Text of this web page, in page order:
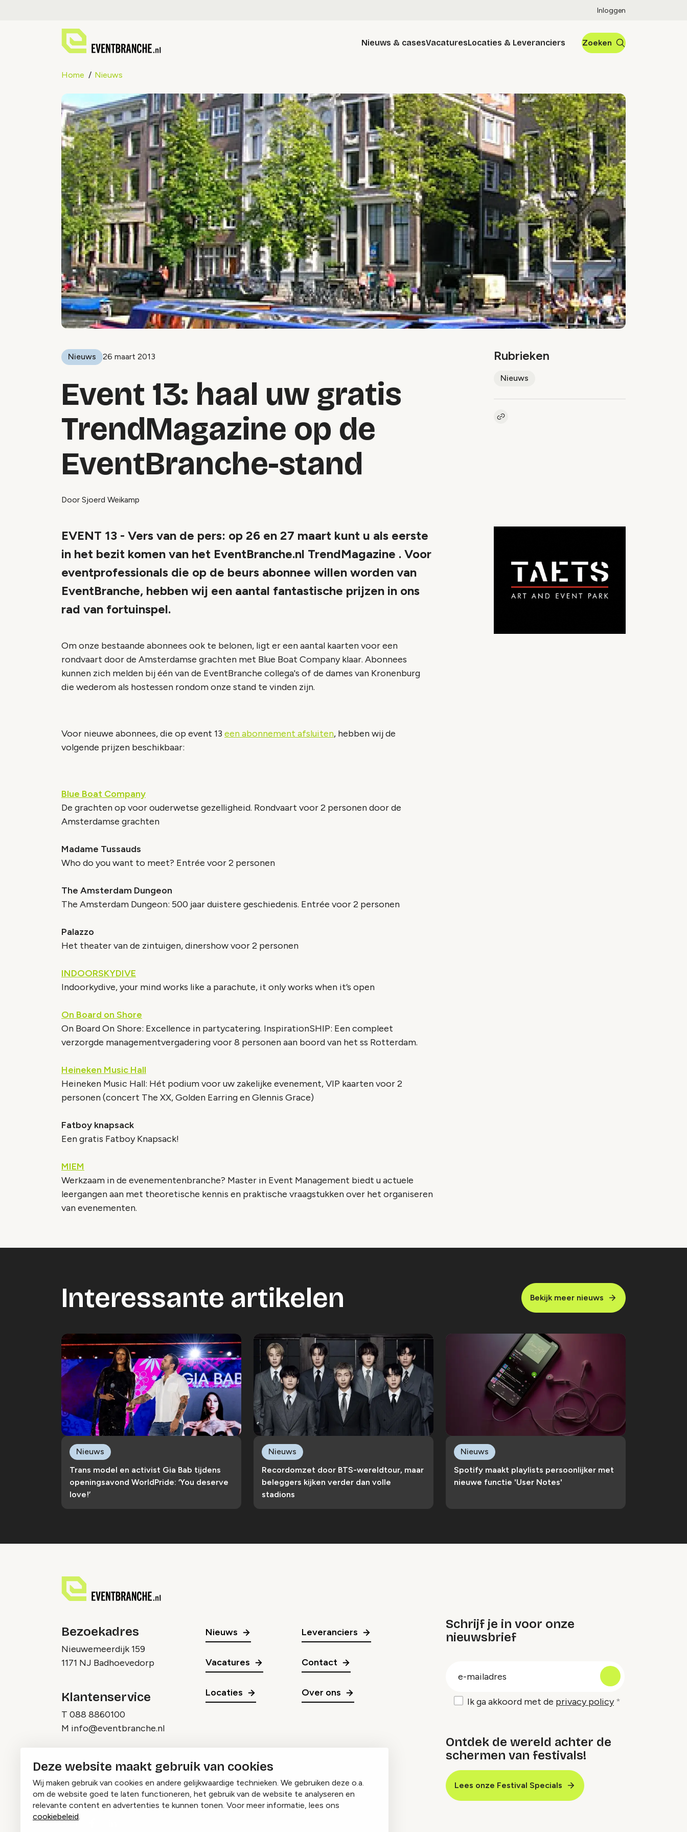
Deze website maakt gebruik van cookies
Wij maken gebruik van cookies en andere gelijkwaardige technieken. We gebruiken deze o.a.
om de website goed te laten functioneren, het gebruik van de website te analyseren en
relevante content en advertenties te kunnen tonen. Voor meer informatie, lees ons
cookiebeleid.
Inloggen
Nieuws & casesVacaturesLocaties & Leveranciers Zoeken
Home Nieuws
Nieuws 26 maart 2013
Event 13: haal uw gratis
TrendMagazine op de
EventBranche-stand
Door Sjoerd Weikamp
Rubrieken
Nieuws
Kopieer link naar artikel
EVENT 13 - Vers van de pers: op 26 en 27 maart kunt u als eerste
in het bezit komen van het EventBranche.nl TrendMagazine . Voor
eventprofessionals die op de beurs abonnee willen worden van
EventBranche, hebben wij een aantal fantastische prijzen in ons
rad van fortuinspel.
Om onze bestaande abonnees ook te belonen, ligt er een aantal kaarten voor een
rondvaart door de Amsterdamse grachten met Blue Boat Company klaar. Abonnees
kunnen zich melden bij één van de EventBranche collega's of de dames van Kronenburg
die wederom als hostessen rondom onze stand te vinden zijn.
Voor nieuwe abonnees, die op event 13 een abonnement afsluiten, hebben wij de
volgende prijzen beschikbaar:
Blue Boat Company
De grachten op voor ouderwetse gezelligheid. Rondvaart voor 2 personen door de
Amsterdamse grachten
Madame Tussauds
Who do you want to meet? Entrée voor 2 personen
The Amsterdam Dungeon
The Amsterdam Dungeon: 500 jaar duistere geschiedenis. Entrée voor 2 personen
Palazzo
Het theater van de zintuigen, dinershow voor 2 personen
INDOORSKYDIVE
Indoorkydive, your mind works like a parachute, it only works when it’s open
On Board on Shore
On Board On Shore: Excellence in partycatering. InspirationSHIP: Een compleet
verzorgde managementvergadering voor 8 personen aan boord van het ss Rotterdam.
Heineken Music Hall
Heineken Music Hall: Hét podium voor uw zakelijke evenement, VIP kaarten voor 2
personen (concert The XX, Golden Earring en Glennis Grace)
Fatboy knapsack
Een gratis Fatboy Knapsack!
MIEM
Werkzaam in de evenementenbranche? Master in Event Management biedt u actuele
leergangen aan met theoretische kennis en praktische vraagstukken over het organiseren
van evenementen.
Interessante artikelen Bekijk meer nieuws
Trans model en activist Gia Bab tijdens
openingsavond WorldPride: ‘You deserve
love!’
Nieuws
Recordomzet door BTS-wereldtour, maar
beleggers kijken verder dan volle
stadions
Nieuws
Spotify maakt playlists persoonlijker met
nieuwe functie 'User Notes'
Nieuws
Bezoekadres
Nieuwemeerdijk 159
1171 NJ Badhoevedorp
Klantenservice
T 088 8860100
M info@eventbranche.nl
Nieuws
Vacatures
Locaties
Leveranciers
Contact
Over ons
Schrijf je in voor onze
nieuwsbrief
Ik ga akkoord met de privacy policy
Ontdek de wereld achter de
schermen van festivals!
Lees onze Festival Specials